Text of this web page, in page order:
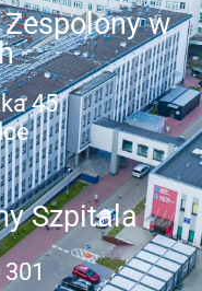
w
45
Szpitala